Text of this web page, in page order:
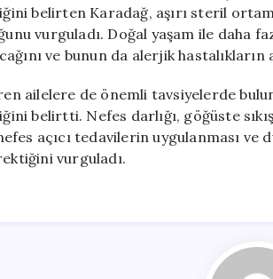
belirten Karadağ, aşırı steril
vurguladı. Doğal yaşam ile daha
ve bunun da alerjik hastalıkların
ailelere de önemli tavsiyelerde
belirtti. Nefes darlığı, göğüste
açıcı tedavilerin uygulanması ve
vurguladı.